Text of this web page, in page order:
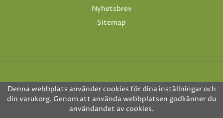
Nyhetsbrev
Sitemap
Denna webbplats använder cookies för dina inställningar och
din varukorg. Genom att använda webbplatsen godkänner du
användandet av cookies.